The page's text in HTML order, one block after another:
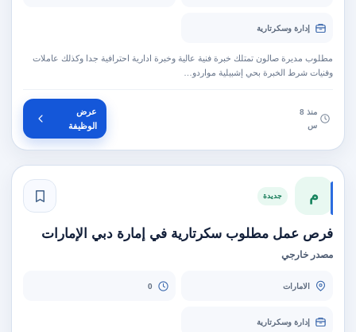
إدارة وسكرتارية
مطلوب مديرة صالون تمتلك خبرة فنية عالية وخبرة ادارية احترافية جدا وكذلك عاملات
وفنيات شرط الخبرة بحي إشبيلية مواردو…
منذ 8
س
عرض
الوظيفة
م جديدة
فرص عمل مطلوب سكرتارية في إمارة دبي الإمارات
مصدر خارجي
الامارات 0
إدارة وسكرتارية